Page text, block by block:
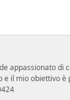
appassionato di
il mio obiettivo